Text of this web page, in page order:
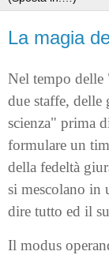
La magia
Nel tempo
due staffe, delle
scienza" prima
formulare un
della fedeltà
si mescolano in
dire tutto ed il
Il modus